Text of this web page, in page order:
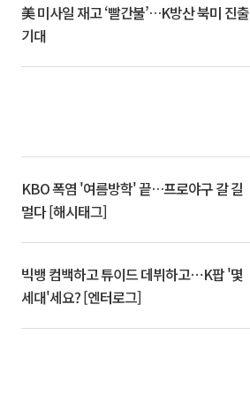
美 미사일 재고 ‘빨간불’…K방산 북미 진출
기대
KBO 폭염 '여름방학' 끝…프로야구 갈 길
멀다 [해시태그]
빅뱅 컴백하고 튜이드 데뷔하고⋯K팝 '몇
세대'세요? [엔터로그]